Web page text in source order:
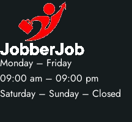
Monday – Friday
09:00 am – 09:00 pm
Saturday – Sunday – Closed